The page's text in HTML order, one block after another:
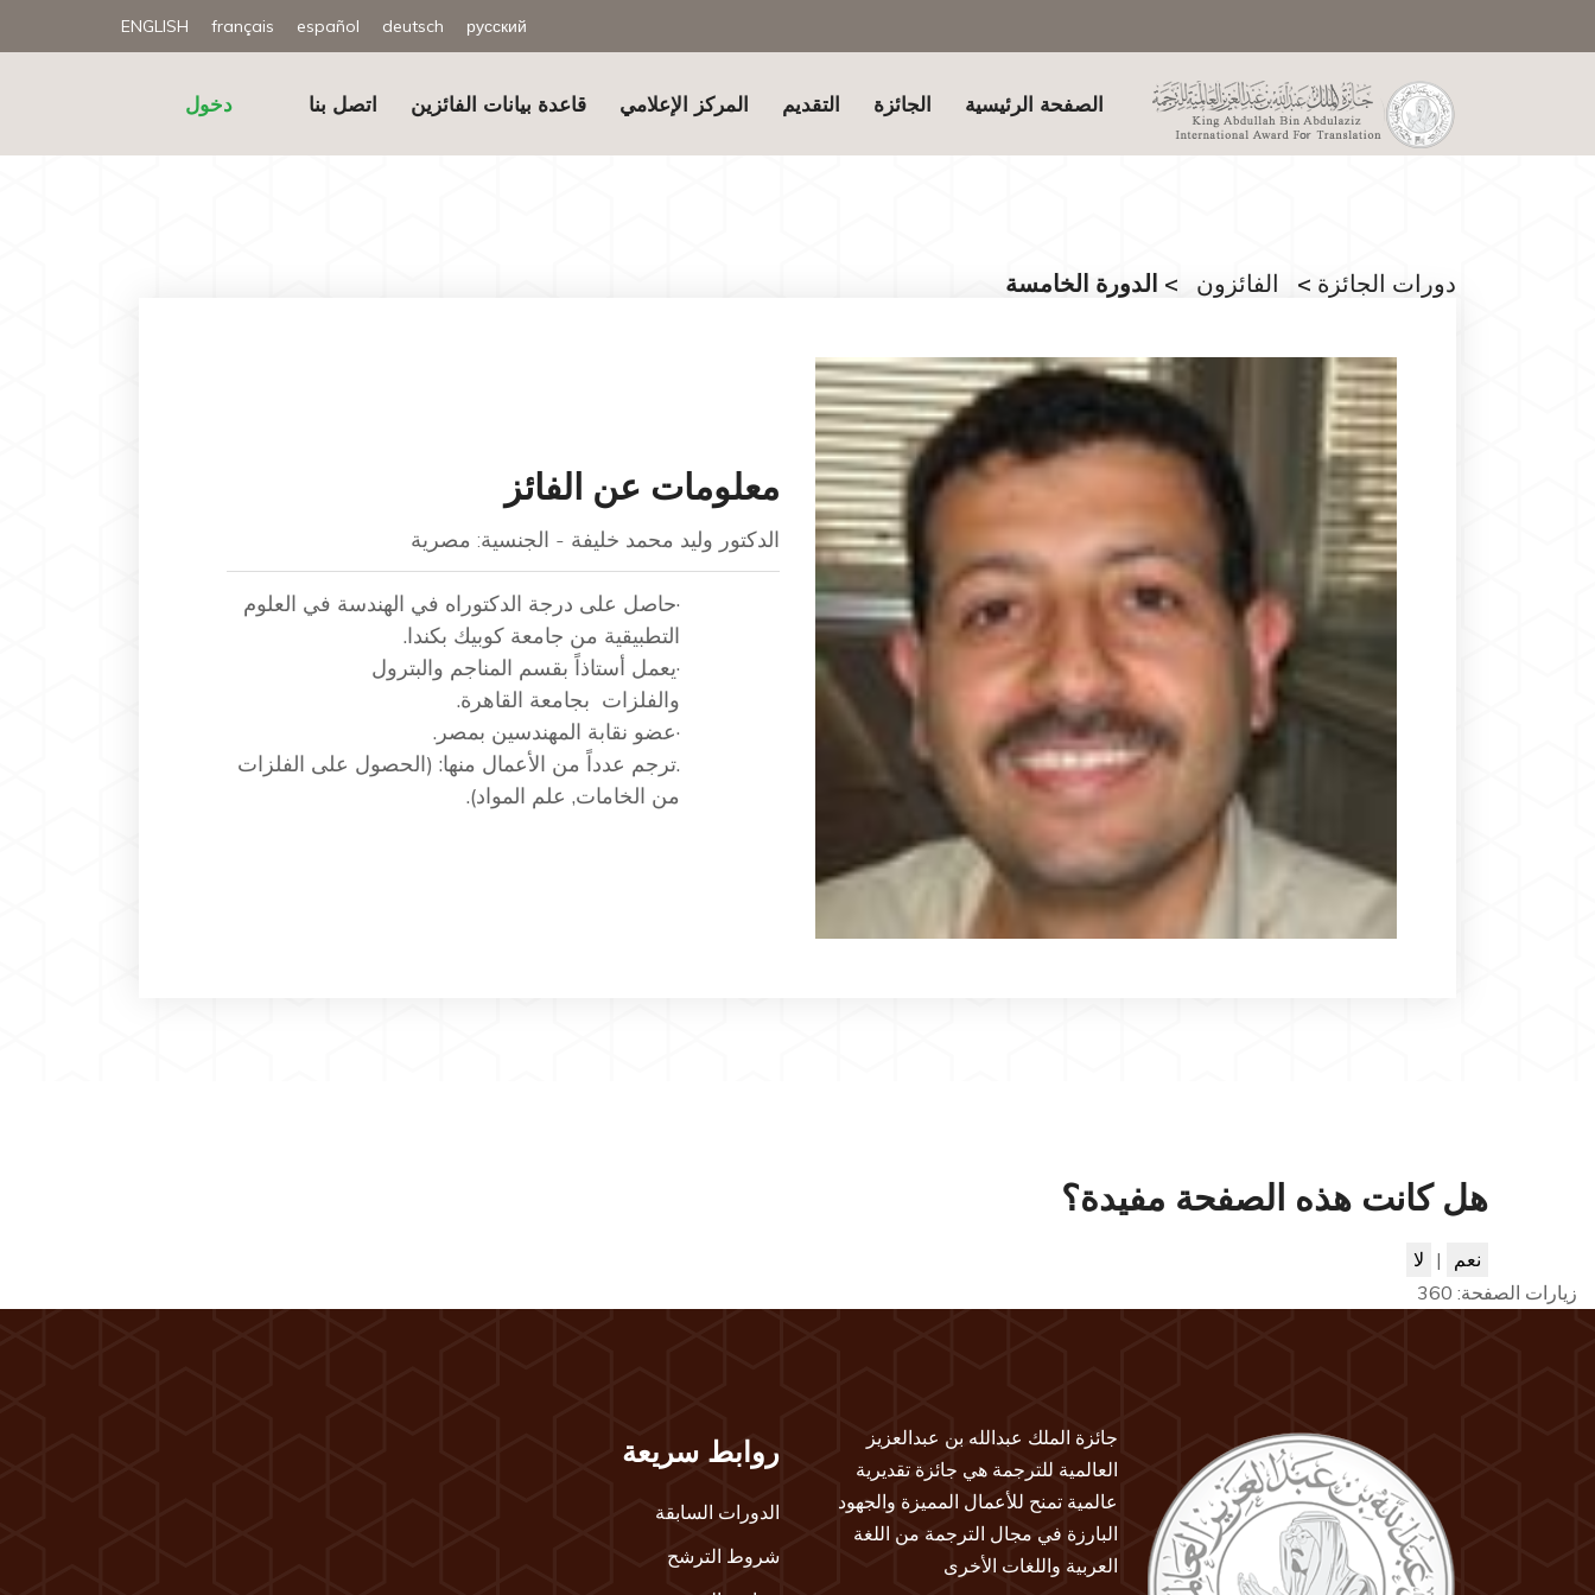
ENGLISH français español deutsch русский
الصفحة الرئيسية الجائزة التقديم المركز الإعلامي قاعدة بيانات الفائزين اتصل بنا دخول
دورات الجائزة > الفائزون > الدورة الخامسة
معلومات عن الفائز
الدكتور وليد محمد خليفة - الجنسية: مصرية
·حاصل على درجة الدكتوراه في الهندسة في العلوم
التطبيقية من جامعة كوبيك بكندا.
·يعمل أستاذاً بقسم المناجم والبترول
والفلزات بجامعة القاهرة.
·عضو نقابة المهندسين بمصر.
.ترجم عدداً من الأعمال منها: (الحصول على الفلزات
من الخامات, علم المواد).
هل كانت هذه الصفحة مفيدة؟
نعم | لا
زيارات الصفحة: 360
جائزة الملك عبدالله بن عبدالعزيز
العالمية للترجمة هي جائزة تقديرية
عالمية تمنح للأعمال المميزة والجهود
البارزة في مجال الترجمة من اللغة
العربية واللغات الأخرى
روابط سريعة
الدورات السابقة
شروط الترشح